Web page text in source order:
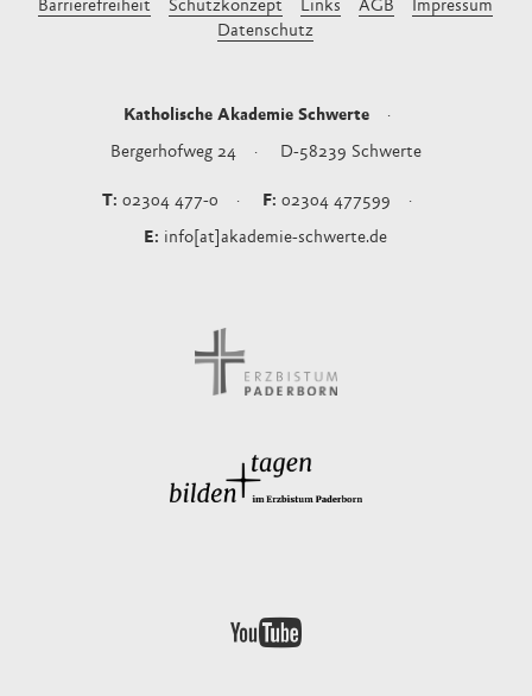
Barrierefreiheit
Schutzkonzept Links AGB
Impressum
Datenschutz
Katholische Akademie Schwerte
Bergerhofweg 24 D-58239 Schwerte
02304 477-0 02304 477599
info[at]akademie-schwerte.de